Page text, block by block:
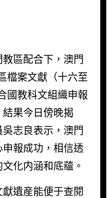
檔案文獻（十六至
國教科文組織申報
果今日傍晚揭
志良表示，澳門
報成功，相信透
化内涵和底蘊。
遺産能便于查閱